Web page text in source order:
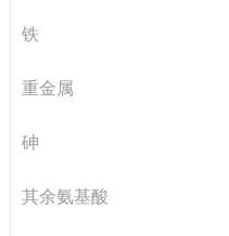
铁
重金属
砷
其余氨基酸